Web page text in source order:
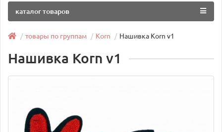
каталог товаров
товары по группам Korn Нашивка Korn v1
Нашивка Korn v1